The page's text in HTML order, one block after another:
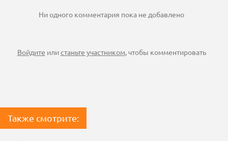
Ни одного комментария пока не добавлено
Войдите илистаньте участником, чтобы комментировать
Также смотрите: